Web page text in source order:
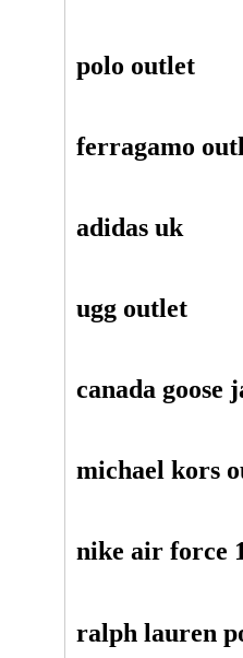
polo outlet
ferragamo
adidas uk
ugg outlet
canada goose
michael kors
nike air force
ralph lauren